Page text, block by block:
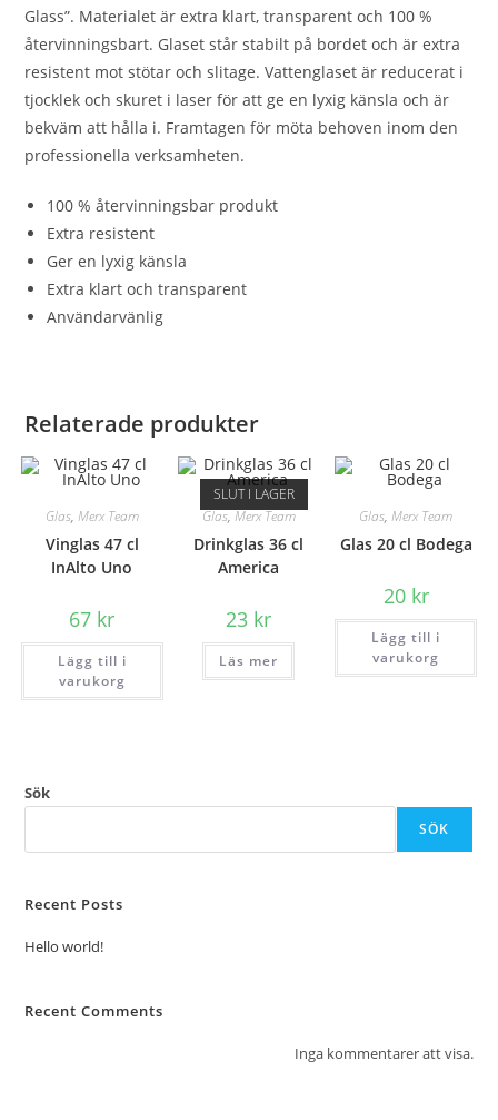
Glass”. Materialet är extra klart, transparent och 100 %
återvinningsbart. Glaset står stabilt på bordet och är extra
resistent mot stötar och slitage. Vattenglaset är reducerat i
tjocklek och skuret i laser för att ge en lyxig känsla och är
bekväm att hålla i. Framtagen för möta behoven inom den
professionella verksamheten.
100 % återvinningsbar produkt
Extra resistent
Ger en lyxig känsla
Extra klart och transparent
Användarvänlig
Relaterade produkter
Glas, Merx Team
Vinglas 47 cl
InAlto Uno
67 kr
Lägg till i
varukorg
SLUT I LAGER
Glas,Merx Team
Drinkglas 36 cl
America
23 kr
Läs mer
Glas,Merx Team
Glas 20 cl Bodega
20 kr
Lägg till i
varukorg
Sök
SÖK
Recent Posts
Hello world!
Recent Comments
Inga kommentarer att visa.